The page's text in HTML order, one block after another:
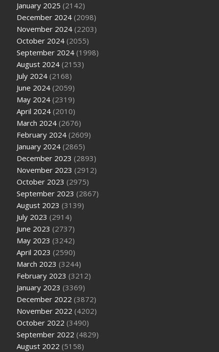
January 2025 (2142)
December 2024 (2098)
November 2024 (2203)
October 2024 (2055)
September 2024 (1998)
August 2024 (2153)
July 2024 (2168)
June 2024 (2059)
May 2024 (2319)
April 2024 (2010)
March 2024 (2676)
February 2024 (2609)
January 2024 (2865)
December 2023 (2893)
November 2023 (2912)
October 2023 (2975)
September 2023 (2867)
August 2023 (3139)
July 2023 (2914)
June 2023 (2737)
May 2023 (3242)
April 2023 (2590)
March 2023 (3244)
February 2023 (3212)
January 2023 (3369)
December 2022 (3872)
November 2022 (4202)
October 2022 (3490)
September 2022 (4829)
August 2022 (5158)